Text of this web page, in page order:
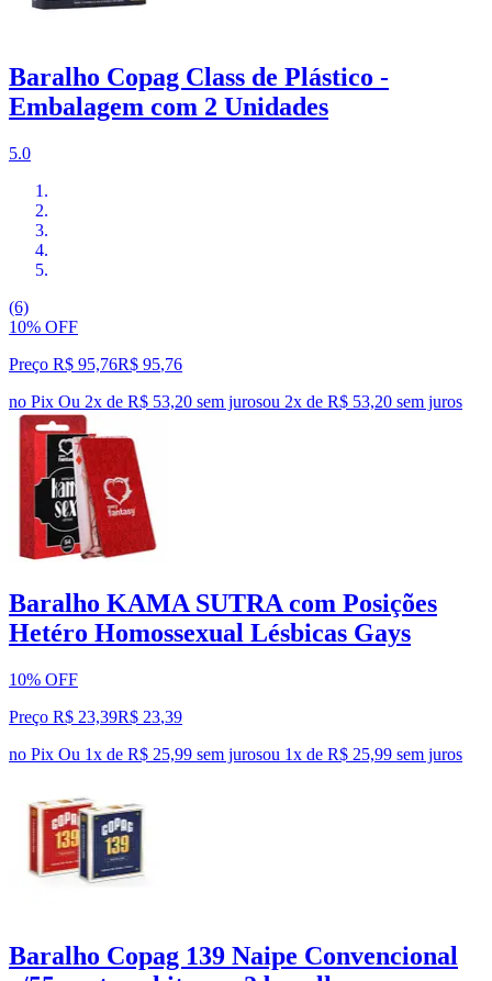
Baralho Copag Class de Plástico -
Embalagem com 2 Unidades
5.0
(6)
10% OFF
Preço R$ 95,76R$ 95,76
no Pix Ou 2x de R$ 53,20 sem jurosou 2x de R$ 53,20 sem juros
Baralho KAMA SUTRA com Posições
Hetéro Homossexual Lésbicas Gays
10% OFF
Preço R$ 23,39R$ 23,39
no Pix Ou 1x de R$ 25,99 sem jurosou 1x de R$ 25,99 sem juros
Baralho Copag 139 Naipe Convencional